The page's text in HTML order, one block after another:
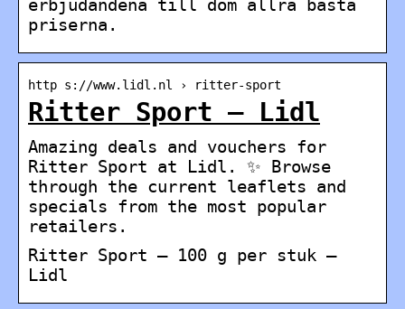
erbjudandena till dom allra bästa
priserna.
http s://www.lidl.nl › ritter-sport
Ritter Sport – Lidl
Amazing deals and vouchers for
Ritter Sport at Lidl. ✨ Browse
through the current leaflets and
specials from the most popular
retailers.
Ritter Sport – 100 g per stuk –
Lidl